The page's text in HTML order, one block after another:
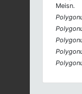
Meisn.